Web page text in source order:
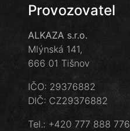
Provozovatel
ALKAZA s.r.o.
Mlýnská 141,
666 01 Tišnov
IČO: 29376882
DIČ: CZ29376882
Tel.: +420 777 888 776